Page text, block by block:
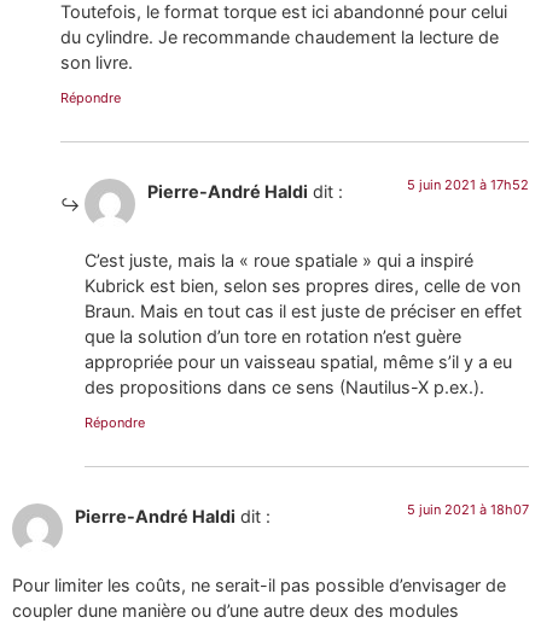
Toutefois, le format torque est ici abandonné pour celui
du cylindre. Je recommande chaudement la lecture de
son livre.
Répondre
Pierre-André Haldi dit : 5 juin 2021 à 17h52
C’est juste, mais la « roue spatiale » qui a inspiré
Kubrick est bien, selon ses propres dires, celle de von
Braun. Mais en tout cas il est juste de préciser en effet
que la solution d’un tore en rotation n’est guère
appropriée pour un vaisseau spatial, même s’il y a eu
des propositions dans ce sens (Nautilus-X p.ex.).
Répondre
Pierre-André Haldi dit : 5 juin 2021 à 18h07
Pour limiter les coûts, ne serait-il pas possible d’envisager de
coupler dune manière ou d’une autre deux des modules